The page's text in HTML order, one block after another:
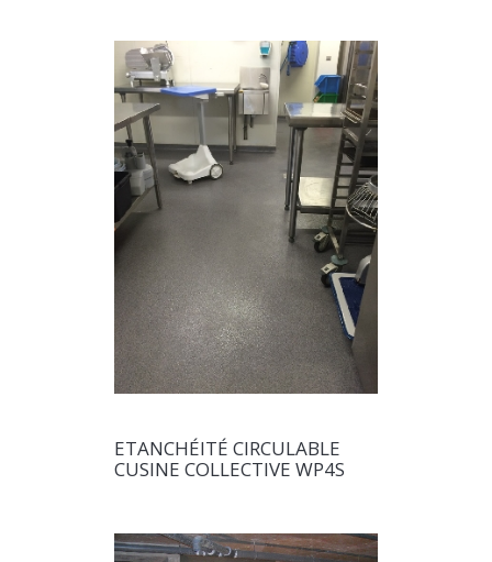
ETANCHÉITÉ CIRCULABLE
CUSINE COLLECTIVE WP4S